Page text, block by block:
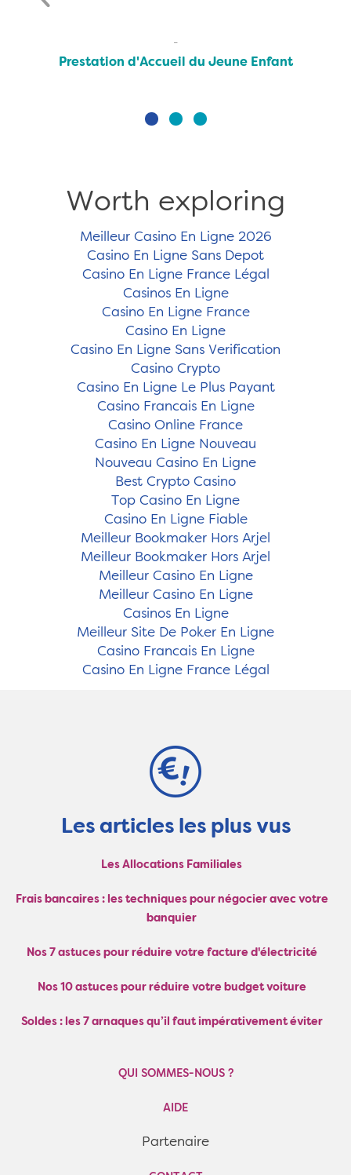
Prestation d'Accueil du Jeune Enfant
Worth exploring
Meilleur Casino En Ligne 2026
Casino En Ligne Sans Depot
Casino En Ligne France Légal
Casinos En Ligne
Casino En Ligne France
Casino En Ligne
Casino En Ligne Sans Verification
Casino Crypto
Casino En Ligne Le Plus Payant
Casino Francais En Ligne
Casino Online France
Casino En Ligne Nouveau
Nouveau Casino En Ligne
Best Crypto Casino
Top Casino En Ligne
Casino En Ligne Fiable
Meilleur Bookmaker Hors Arjel
Meilleur Bookmaker Hors Arjel
Meilleur Casino En Ligne
Meilleur Casino En Ligne
Casinos En Ligne
Meilleur Site De Poker En Ligne
Casino Francais En Ligne
Casino En Ligne France Légal
Les articles les plus vus
Les Allocations Familiales
Frais bancaires : les techniques pour négocier avec votre
banquier
Nos 7 astuces pour réduire votre facture d'électricité
Nos 10 astuces pour réduire votre budget voiture
Soldes : les 7 arnaques qu’il faut impérativement éviter
QUI SOMMES-NOUS ?
AIDE
Partenaire